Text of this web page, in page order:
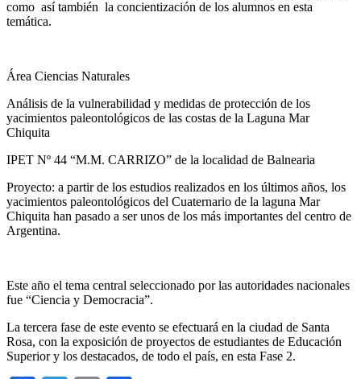
como así también la concientización de los alumnos en esta
temática.
Área Ciencias Naturales
Análisis de la vulnerabilidad y medidas de protección de los
yacimientos paleontológicos de las costas de la Laguna Mar
Chiquita
IPET Nº 44 “M.M. CARRIZO” de la localidad de Balnearia
Proyecto: a partir de los estudios realizados en los últimos años, los
yacimientos paleontológicos del Cuaternario de la laguna Mar
Chiquita han pasado a ser unos de los más importantes del centro de
Argentina.
Este año el tema central seleccionado por las autoridades nacionales
fue “Ciencia y Democracia”.
La tercera fase de este evento se efectuará en la ciudad de Santa
Rosa, con la exposición de proyectos de estudiantes de Educación
Superior y los destacados, de todo el país, en esta Fase 2.